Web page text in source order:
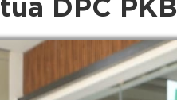
DPC PKB